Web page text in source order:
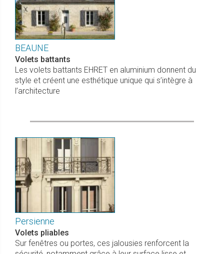
BEAUNE
Volets battants
Les volets battants EHRET en aluminium donnent du
style et créent une esthétique unique qui s’intègre à
l’architecture
Persienne
Volets pliables
Sur fenêtres ou portes, ces jalousies renforcent la